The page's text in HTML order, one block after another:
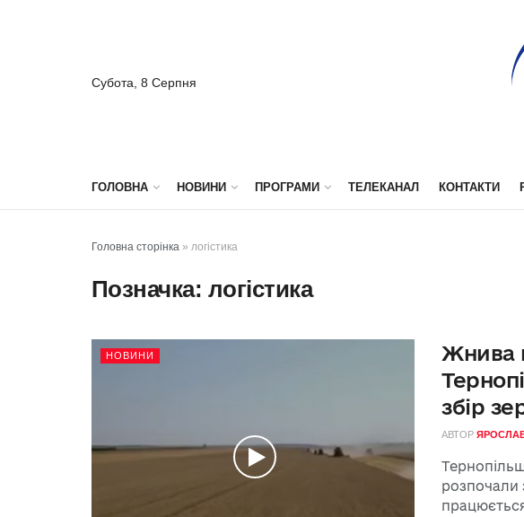
Субота, 8 Серпня
ГОЛОВНА НОВИНИ ПРОГРАМИ ТЕЛЕКАНАЛ КОНТАКТИ
Головна сторінка » логістика
Позначка: логістика
НОВИНИ
Жнива
збір
АВТОР
розпочали